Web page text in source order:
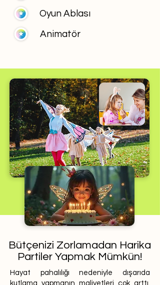
Oyun Ablası
Animatör
Bütçenizi Zorlamadan Harika
Partiler Yapmak Mümkün!
Hayat pahalılığı nedeniyle dışarıda
kutlama yapmanın maliyetleri çok arttı.